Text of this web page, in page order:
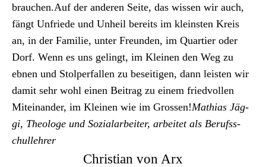
brauchen.Auf der anderen Seite, das wis­sen wir auch,
fängt Unfriede und Unheil bere­its im kle­in­sten Kreis
an, in der Fam­i­lie, unter Fre­un­den, im Quarti­er oder
Dorf. Wenn es uns gelingt, im Kleinen den Weg zu
ebnen und Stolper­fall­en zu beseit­i­gen, dann leis­ten wir
damit sehr wohl einen Beitrag zu einem fried­vollen
Miteinan­der, im Kleinen wie im Grossen!Math­ias Jäg­
gi, The­ologe und Sozialar­beit­er, arbeit­et als Beruf­ss­
chullehrer
Christian von Arx